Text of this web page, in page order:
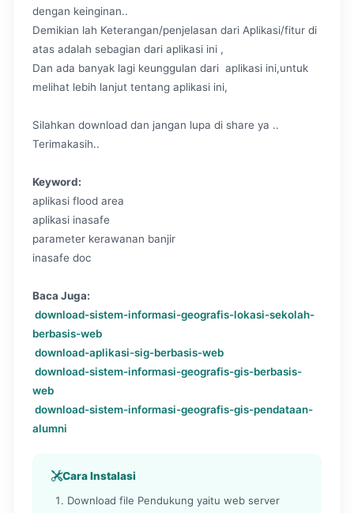
dengan keinginan..
Demikian lah Keterangan/penjelasan dari Aplikasi/fitur di
atas adalah sebagian dari aplikasi ini ,
Dan ada banyak lagi keunggulan dari aplikasi ini,untuk
melihat lebih lanjut tentang aplikasi ini,
Silahkan download dan jangan lupa di share ya ..
Terimakasih..
Keyword:
aplikasi flood area
aplikasi inasafe
parameter kerawanan banjir
inasafe doc
Baca Juga:
download-sistem-informasi-geografis-lokasi-sekolah-
berbasis-web
download-aplikasi-sig-berbasis-web
download-sistem-informasi-geografis-gis-berbasis-
web
download-sistem-informasi-geografis-gis-pendataan-
alumni
Cara Instalasi
Download file Pendukung yaitu web server